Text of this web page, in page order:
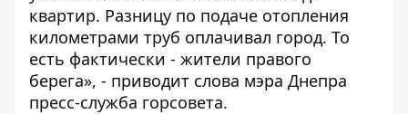
квартир. Разницу по подаче отопления
километрами труб оплачивал город. То
есть фактически - жители правого
берега», - приводит слова мэра Днепра
пресс-служба горсовета.